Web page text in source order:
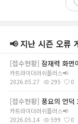
📢 지난 시즌 오류
[접수현황] 잠재력 화면
카트라이더러쉬플러스📢
2026.05.27
295 0
[접수현황] 풍요의 언덕 3종 건전지
카트라이더러쉬플러스📢
2026.05.14
599 0